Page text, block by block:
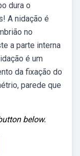
dura o
A nidação é
no
a parte interna
é um
da fixação do
parede que
below.